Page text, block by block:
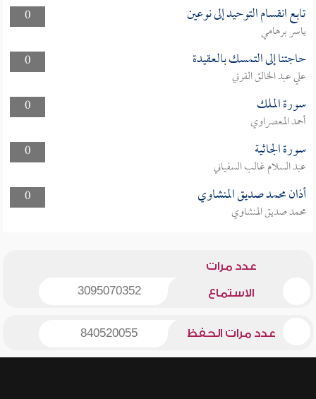
0 تابع انقسام التوحيد إلى نوعين
ياسر برهامي
0
حاجتنا إلى التمسك بالعقيدة
علي عبد الخالق القرني
0
سورة الملك
أحمد المعصراوي
0
سورة الجاثية
عبد السلام غالب السفياني
0
أذان محمد صديق المنشاوي
محمد صديق المنشاوي
عدد مرات
الاستماع 3095070352
عدد مرات الحفظ 840520055